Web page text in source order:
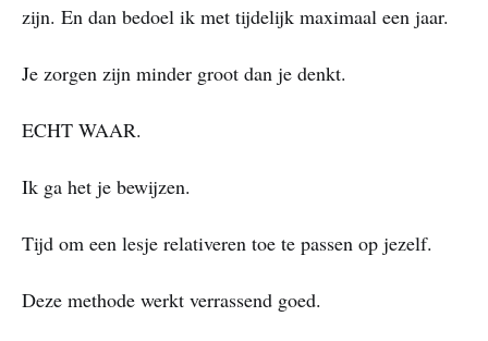
zijn. En dan bedoel ik met tijdelijk maximaal een jaar.
Je zorgen zijn minder groot dan je denkt.
ECHT WAAR.
Ik ga het je bewijzen.
Tijd om een lesje relativeren toe te passen op jezelf.
Deze methode werkt verrassend goed.